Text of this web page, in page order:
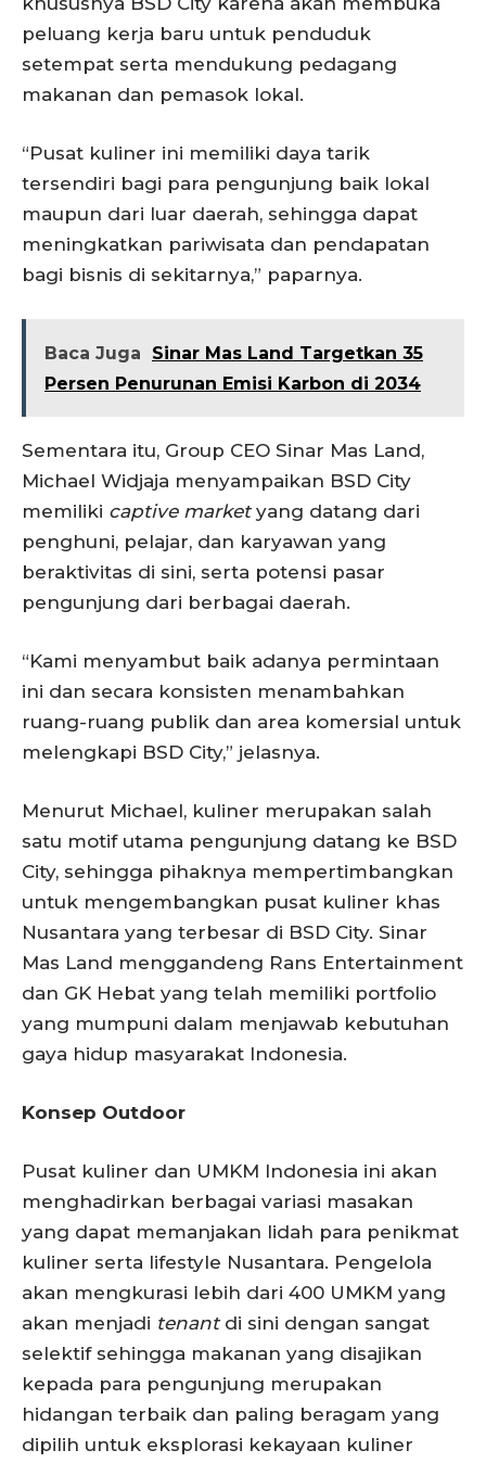
peluang kerja baru untuk penduduk
setempat serta mendukung pedagang
makanan dan pemasok lokal.
“Pusat kuliner ini memiliki daya tarik
tersendiri bagi para pengunjung baik lokal
maupun dari luar daerah, sehingga dapat
meningkatkan pariwisata dan pendapatan
bagi bisnis di sekitarnya,” paparnya.
Baca Juga
Sinar Mas Land Targetkan 35
Persen Penurunan Emisi Karbon di 2034
Sementara itu, Group CEO Sinar Mas Land,
Michael Widjaja menyampaikan BSD City
memiliki captive marketyang datang dari
penghuni, pelajar, dan karyawan yang
beraktivitas di sini, serta potensi pasar
pengunjung dari berbagai daerah.
“Kami menyambut baik adanya permintaan
ini dan secara konsisten menambahkan
ruang-ruang publik dan area komersial untuk
melengkapi BSD City,” jelasnya.
Menurut Michael, kuliner merupakan salah
satu motif utama pengunjung datang ke BSD
City, sehingga pihaknya mempertimbangkan
untuk mengembangkan pusat kuliner khas
Nusantara yang terbesar di BSD City. Sinar
Mas Land menggandeng Rans Entertainment
dan GK Hebat yang telah memiliki portfolio
yang mumpuni dalam menjawab kebutuhan
gaya hidup masyarakat Indonesia.
Konsep Outdoor
Pusat kuliner dan UMKM Indonesia ini akan
menghadirkan berbagai variasi masakan
yang dapat memanjakan lidah para penikmat
kuliner serta lifestyle Nusantara. Pengelola
akan mengkurasi lebih dari 400 UMKM yang
akan menjadi tenantdi sini dengan sangat
selektif sehingga makanan yang disajikan
kepada para pengunjung merupakan
hidangan terbaik dan paling beragam yang
dipilih untuk eksplorasi kekayaan kuliner